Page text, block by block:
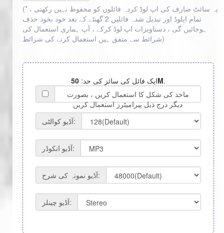
(* یہ سائٹ صارف کی اپ لوڈ کردہ فائلوں کو محفوظ نہیں رکھتی ،
تمام اپلوڈ اور تبدیل شدہ فائلیں 2 گھنٹے کے بعد خود بخود حذف
ہوجائیں گی ، دستاویزات اپ لوڈ کرکے ، آپ ہماری استعمال کی
شرائط سے متفق ہیں استعمال کرنے کی شرائط )
ایک فائل کی سائز کی حد:50M.
ماخذ کی شکل کا استعمال کریں ، بصورت
دیگر درج ذیل پیرامیٹرز استعمال کریں
آڈیو کوالٹی:
آڈیو انکوڈر:
آڈیو نمونہ کی شرح:
آڈیو چینلز: